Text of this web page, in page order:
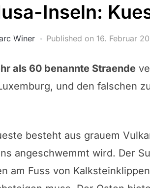
Inseln:
Winer Published on 16. Februar
als 60 benannte Straende
und den falschen
besteht aus grauem
angeschwemmt wird. Der
am Fuss von